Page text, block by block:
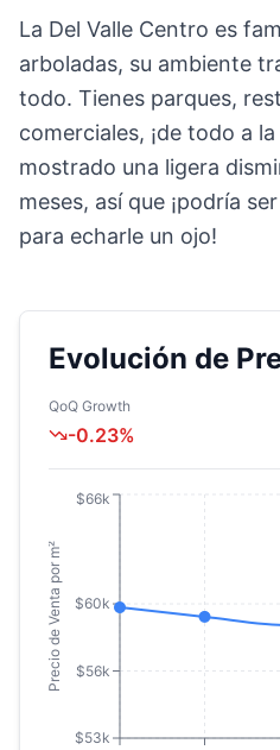
La Del Valle Centro es
arboladas, su ambiente
todo. Tienes parques,
comerciales, ¡de todo a
mostrado una ligera
meses, así que ¡podría
para echarle un ojo!
Evolución de
QoQ Growth
-0.23%
$53k
$56k
$60k
$66k
Precio de Venta por m²